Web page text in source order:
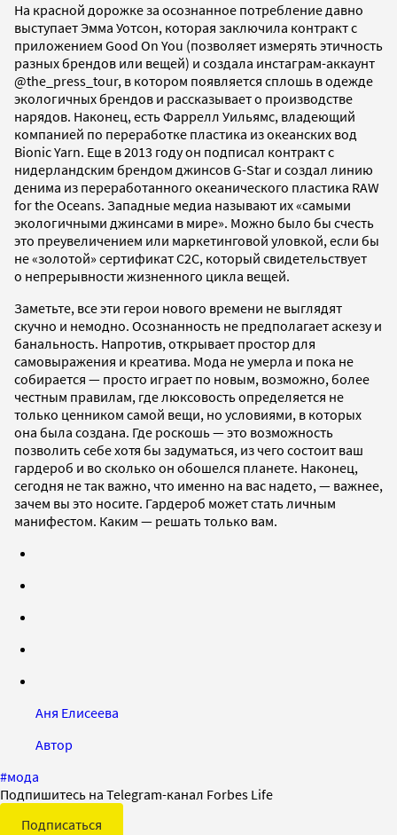
На красной дорожке за осознанное потребление давно
выступает Эмма Уотсон, которая заключила контракт с
приложением Good On You (позволяет измерять этичность
разных брендов или вещей) и создала инстаграм-аккаунт
@the_press_tour, в котором появляется сплошь в одежде
экологичных брендов и рассказывает о производстве
нарядов. Наконец, есть Фаррелл Уильямс, владеющий
компанией по переработке пластика из океанских вод
Bionic Yarn. Еще в 2013 году он подписал контракт с
нидерландским брендом джинсов G-Star и создал линию
денима из переработанного океанического пластика RAW
for the Oceans. Западные медиа называют их «самыми
экологичными джинсами в мире». Можно было бы счесть
это преувеличением или маркетинговой уловкой, если бы
не «золотой» сертификат C2C, который свидетельствует
о непрерывности жизненного цикла вещей.
Заметьте, все эти герои нового времени не выглядят
скучно и немодно. Осознанность не предполагает аскезу и
банальность. Напротив, открывает простор для
самовыражения и креатива. Мода не умерла и пока не
собирается — просто играет по новым, возможно, более
честным правилам, где люксовость определяется не
только ценником самой вещи, но условиями, в которых
она была создана. Где роскошь — это возможность
позволить себе хотя бы задуматься, из чего состоит ваш
гардероб и во сколько он обошелся планете. Наконец,
сегодня не так важно, что именно на вас надето, — важнее,
зачем вы это носите. Гардероб может стать личным
манифестом. Каким — решать только вам.
Аня Елисеева
Автор
#мода
Подпишитесь на Telegram-канал Forbes Life
Подписаться